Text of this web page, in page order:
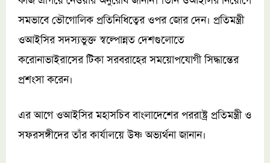
সমভাবে ভৌগোলিক প্রতিনিধিত্বের ওপর জোর দেন। প্রতিমন্ত্রী
ওআইসির সদস্যভুক্ত স্বল্পোন্নত দেশগুলোতে
করোনাভাইরাসের টিকা সরবরাহের সময়োপযোগী সিদ্ধান্তের
প্রশংসা করেন।
এর আগে ওআইসির মহাসচিব বাংলাদেশের পররাষ্ট্র প্রতিমন্ত্রী ও
সফরসঙ্গীদের তাঁর কার্যালয়ে উষ্ণ অভ্যর্থনা জানান।